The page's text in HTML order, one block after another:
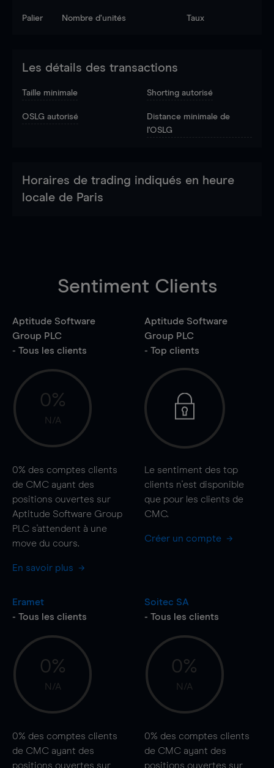
Palier Nombre d’unités Taux
Les détails des transactions
Taille minimale Shorting autorisé
OSLG autorisé
Distance minimale de
l'OSLG
Horaires de trading indiqués en heure
locale de Paris
Sentiment Clients
Aptitude Software
Group PLC
- Tous les clients
0%
N/A
0% des comptes clients
de CMC ayant des
positions ouvertes sur
Aptitude Software Group
PLC s'attendent à une
move du cours.
En savoir plus
Aptitude Software
Group PLC
- Top clients
Le sentiment des top
clients n'est disponible
que pour les clients de
CMC.
Créer un compte
Eramet
- Tous les clients
0%
N/A
0% des comptes clients
de CMC ayant des
positions ouvertes sur
Soitec SA
- Tous les clients
0%
N/A
0% des comptes clients
de CMC ayant des
positions ouvertes sur